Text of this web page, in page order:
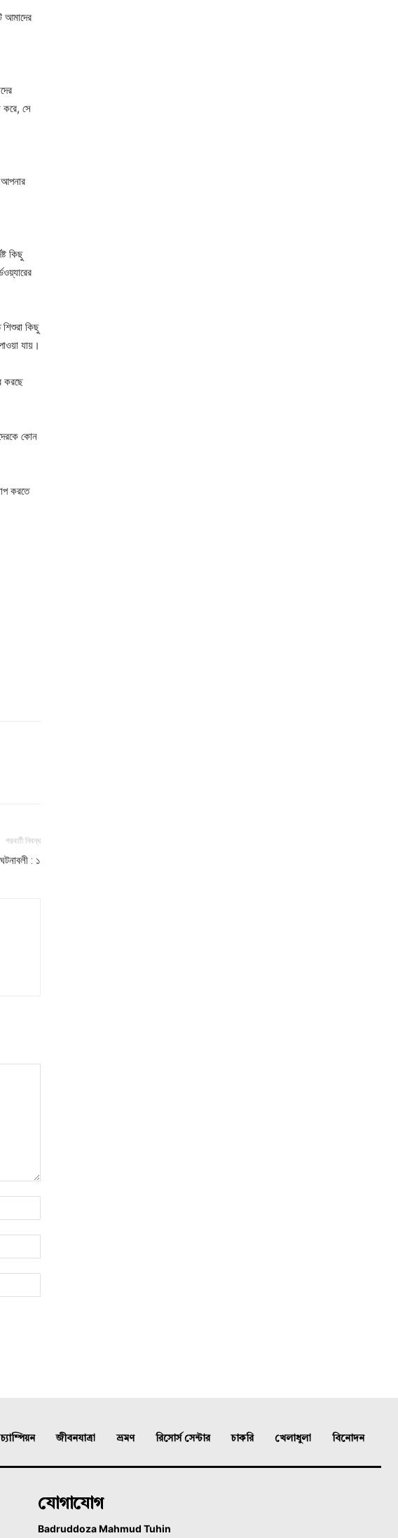
আমাদের
করে, সে
আপনার
কিছু
কিছু
যায়।
করছে
কোন
করতে
পরবর্তী নিবন্ধ
: ১
চ্যাম্পিয়ন জীবনযাত্রা ভ্রমণ রিসোর্স সেন্টার চাকরি খেলাধুলা বিনোদন
যোগাযোগ
Badruddoza Mahmud Tuhin